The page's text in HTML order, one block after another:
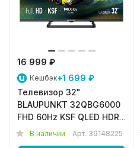
16 999 ₽
Кешбэк+1 699 ₽
Телевизор 32"
BLAUPUNKT 32QBG6000
FHD 60Hz KSF QLED HDR
GoogleTV
В наличии Арт. 39148225